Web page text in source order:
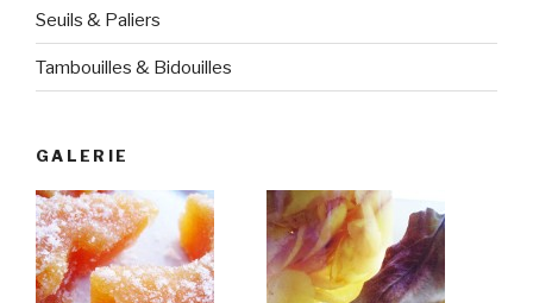
Seuils & Paliers
Tambouilles & Bidouilles
GALERIE